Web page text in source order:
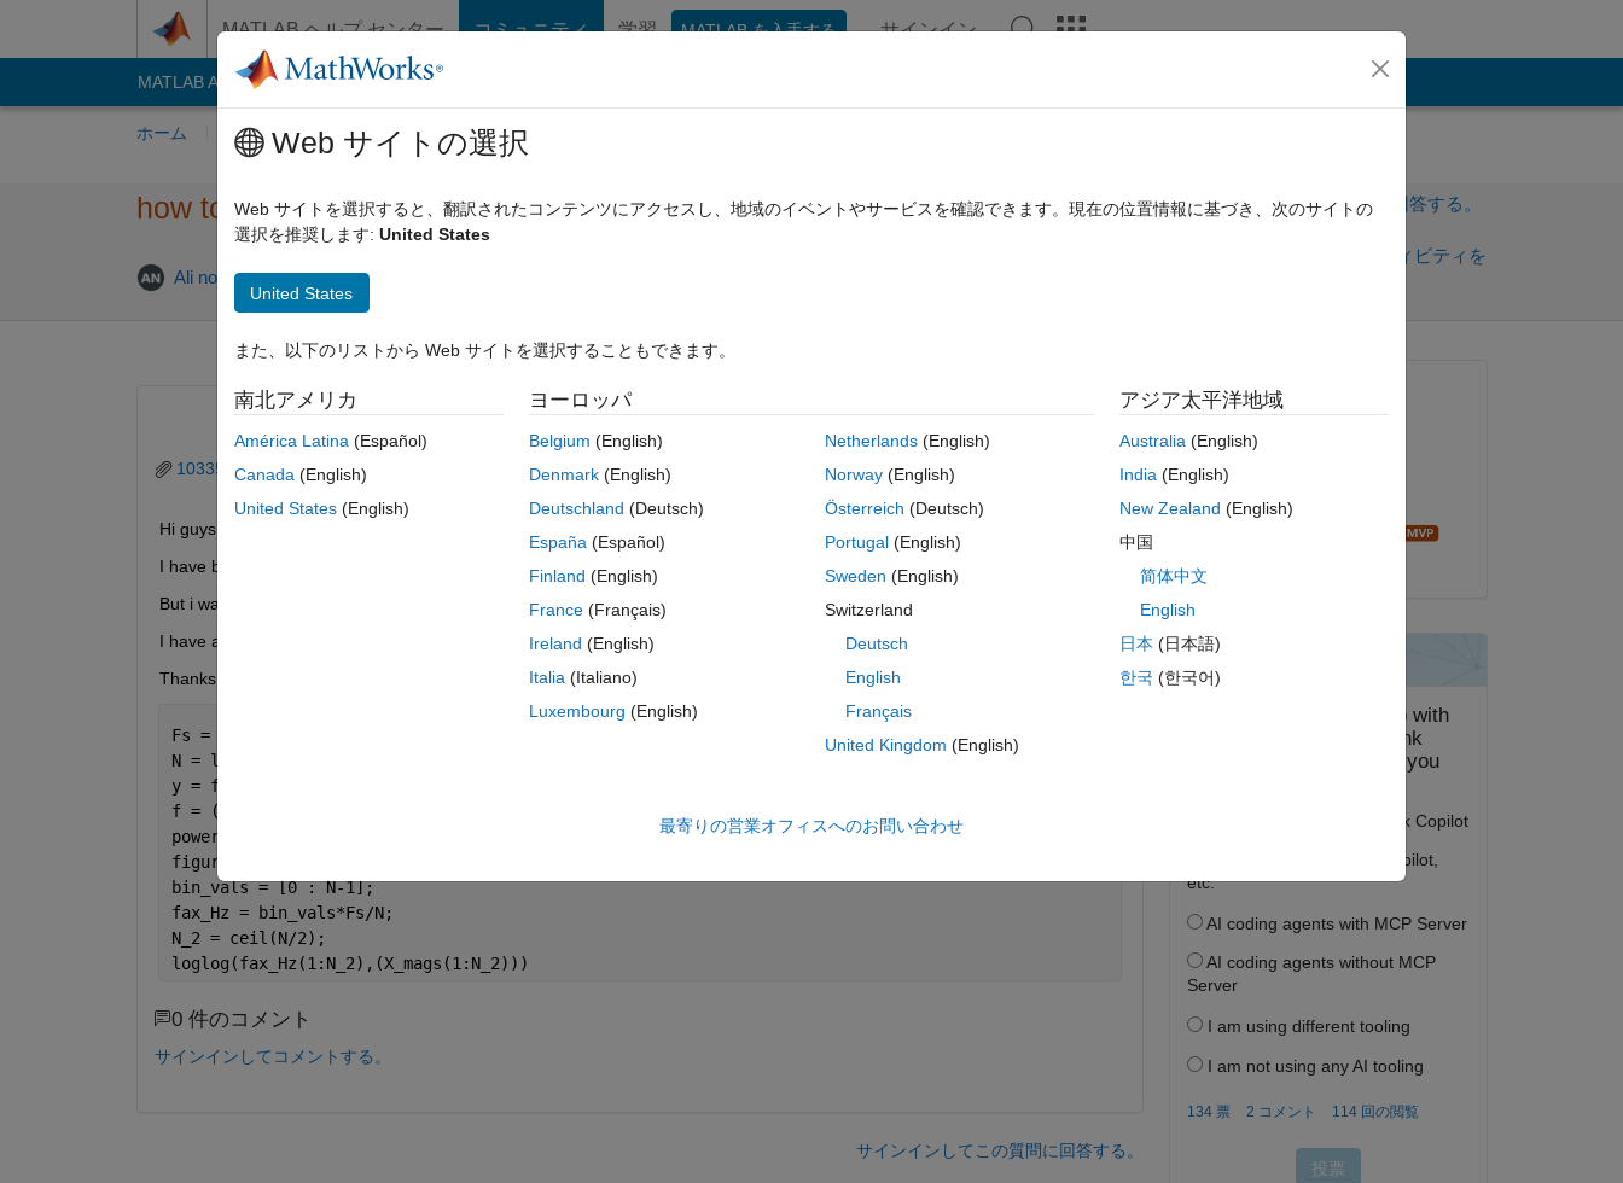
MATLAB ヘルプ センター コミュニティ 学習 MATLAB を入手する サインイン
MATLAB Answers File Exchange
ホーム 質問する 回答 閲覧 MATLAB に関する FAQ
how to make a smooth sepectrum??
Ali nouri 2020 6 月 28
サインインしてこの質問に回答する。
サインインしてアクティビティを
0 投票
103358446_2706298132961113_5600235659104200603_n.png
Hi guys,
I have been using the below code to make a loglog fft plot.
But i want to make a smooth spectrum, which goes through the fft plot??
I have also uploade a picture, which shows a fft plot with smooth spectrum.
Thanks in advance!
Fs = 1;
N = length(A1);
y = fft(A1);
f = (0:N-1)/Fs;
power = abs(y).^2/N;
figure(5)
bin_vals = [0 : N-1];
fax_Hz = bin_vals*Fs/N;
N_2 = ceil(N/2);
loglog(fax_Hz(1:N_2),(X_mags(1:N_2)))
0 件のコメント
サインインしてコメントする。
サインインしてこの質問に回答する。
質問済み:
2020 年 6 月 28 日
回答済み:
Web サイトの選択
Web サイトを選択すると、翻訳されたコンテンツにアクセスし、地域のイベントやサービスを確認できます。現在の位置情報に基づき、次のサイトの
選択を推奨します: United States
United States
また、以下のリストから Web サイトを選択することもできます。
南北アメリカ
América Latina (Español)
Canada (English)
United States (English)
ヨーロッパ
Belgium (English)
Denmark (English)
Deutschland (Deutsch)
España (Español)
Finland (English)
France (Français)
Ireland (English)
Italia (Italiano)
Luxembourg (English)
Netherlands(English)
Norway(English)
Österreich (Deutsch)
Portugal(English)
Sweden (English)
Switzerland
Deutsch
English
Français
United Kingdom (English)
アジア太平洋地域
Australia(English)
India(English)
New Zealand (English)
中国
简体中文
English
日本 (日本語)
한국 (한국어)
最寄りの営業オフィスへのお問い合わせ